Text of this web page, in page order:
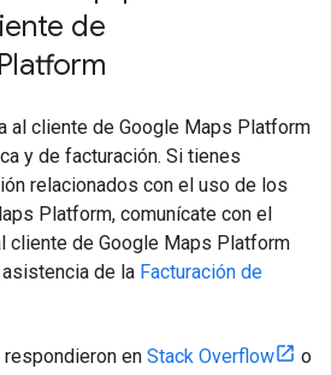
de
al cliente de Google Maps Platform
y de facturación. Si tienes
relacionados con el uso de los
Platform, comunícate con el
cliente de Google Maps Platform
de la Facturación de
en Stack Overflow
o